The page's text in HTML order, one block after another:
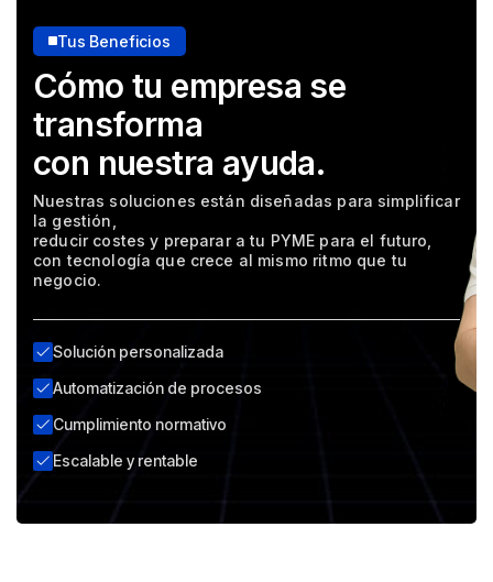
Tus Beneficios
Cómo tu empresa se
transforma
con nuestra ayuda.
Nuestras soluciones están diseñadas para simplificar
la gestión,
reducir costes y preparar a tu PYME para el futuro,
con tecnología que crece al mismo ritmo que tu
negocio.
Solución personalizada
Automatización de procesos
Cumplimiento normativo
Escalable y rentable